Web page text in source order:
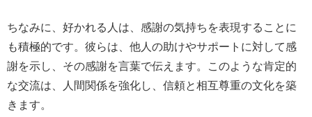
ちなみに、好かれる人は、感謝の気持ちを表現することに
も積極的です。彼らは、他人の助けやサポートに対して感
謝を示し、その感謝を言葉で伝えます。このような肯定的
な交流は、人間関係を強化し、信頼と相互尊重の文化を築
きます。